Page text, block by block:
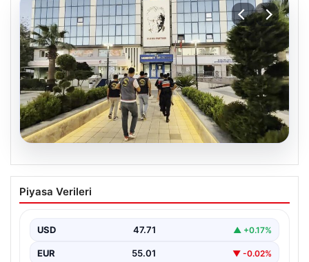
05.08.2026
Menderes Belediyesi Hakkındaki
Soruşturmada Firari Başkan Yardımcısı
İzmir'de Menderes Belediyesi'ne yönelik geniş çaplı
Başkan Yardımcısı…
Piyasa Verileri
USD 47.71 ▲ +0.17%
EUR 55.01 ▼ -0.02%